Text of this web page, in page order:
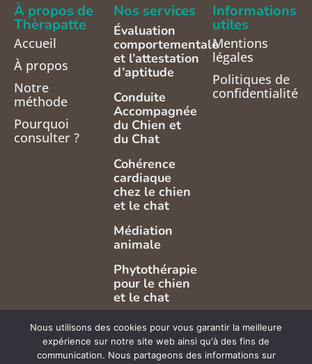
À propos de
Thèrapatte
Accueil
À propos
Notre
méthode
Pourquoi
consulter ?
Nos services
Évaluation
comportementale
et l’attestation
d’aptitude
Conduite
Accompagnée
du Chien et
du Chat
Cohérence
cardiaque
chez le chien
et le chat
Médiation
animale
Phytothérapie
pour le chien
et le chat
Acupuncture
pour animaux
Informations
utiles
Mentions
légales
Politiques de
confidentialité
Nous utilisons des cookies pour vous garantir la meilleure
expérience sur notre site web ainsi qu'à des fins de
communication. Nous partageons des informations sur